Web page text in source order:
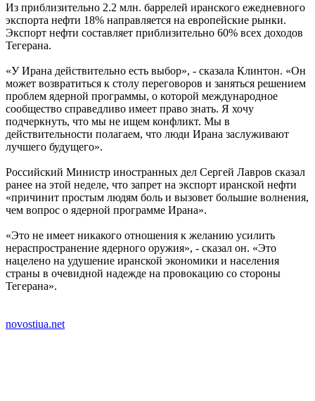
Из приблизительно 2.2 млн. баррелей иранского ежедневного
экспорта нефти 18% направляется на европейские рынки.
Экспорт нефти составляет приблизительно 60% всех доходов
Тегерана.
«У Ирана действительно есть выбор», - сказала Клинтон. «Он
может возвратиться к столу переговоров и заняться решением
проблем ядерной программы, о которой международное
сообщество справедливо имеет право знать. Я хочу
подчеркнуть, что мы не ищем конфликт. Мы в
действительности полагаем, что люди Ирана заслуживают
лучшего будущего».
Российский Министр иностранных дел Сергей Лавров сказал
ранее на этой неделе, что запрет на экспорт иранской нефти
«причинит простым людям боль и вызовет большие волнения,
чем вопрос о ядерной программе Ирана».
«Это не имеет никакого отношения к желанию усилить
нераспространение ядерного оружия», - сказал он. «Это
нацелено на удушение иранской экономики и населения
страны в очевидной надежде на провокацию со стороны
Тегерана».
novostiua.net